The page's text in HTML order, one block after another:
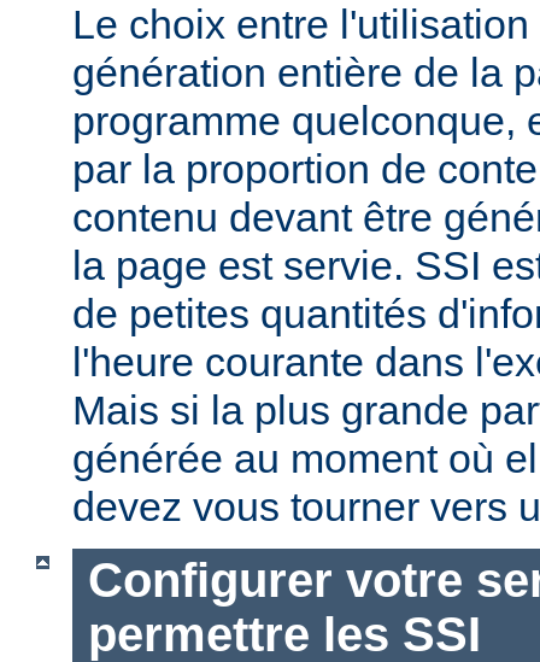
Le choix entre
génération entière de la
programme quelconque,
par la proportion de
contenu devant être
la page est servie. SSI
de petites quantités
l'heure courante dans
Mais si la plus grande
générée au moment où
devez vous tourner vers
Configurer votre
permettre les SSI